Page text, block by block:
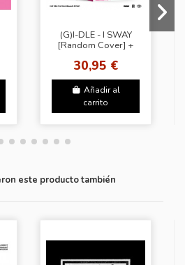
(G)I-DLE - I SWAY
[Random Cover] +
(APPLE MUSIC)
30,95 €
Añadir al
carrito
este producto también